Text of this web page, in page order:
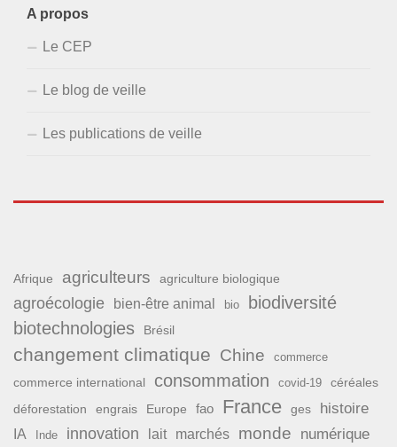
A propos
Le CEP
Le blog de veille
Les publications de veille
Afrique agriculteurs agriculture biologique
agroécologie bien-être animal bio
biodiversité
biotechnologies
Brésil
changement climatique Chine commerce
commerce international consommation covid-19 céréales
déforestation engrais Europe fao France ges histoire
IA Inde innovation lait marchés monde numérique